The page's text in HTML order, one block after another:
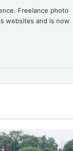
Freelance photo
websites and is now